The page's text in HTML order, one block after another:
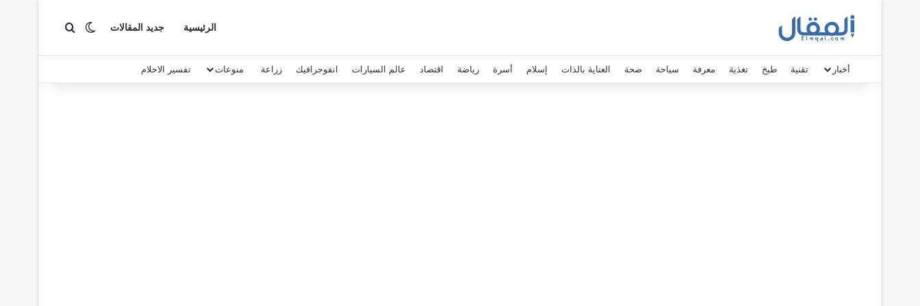
الرئيسية جديد المقالات الوضع المظلم
بحث عن
أخبار تقنية طبخ تغذية معرفة سياحة صحة العناية بالذات إسلام أسرة رياضة اقتصاد عالم السيارات انفوجرافيك زراعة منوعات تفسير الاحلام